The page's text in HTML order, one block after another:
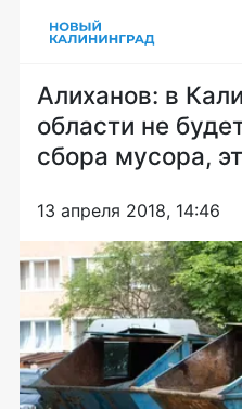
Алиханов: в
области не
сбора мусора,
13 апреля 2018, 14:46